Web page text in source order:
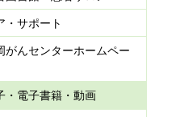
・サポート
がんセンターホームペー
・電子書籍・動画